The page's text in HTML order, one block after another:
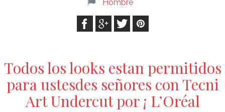
Hombre
Todos los looks estan permitidos
para ustesdes señores con Tecni
Art Undercut por ¡ L’Oréal